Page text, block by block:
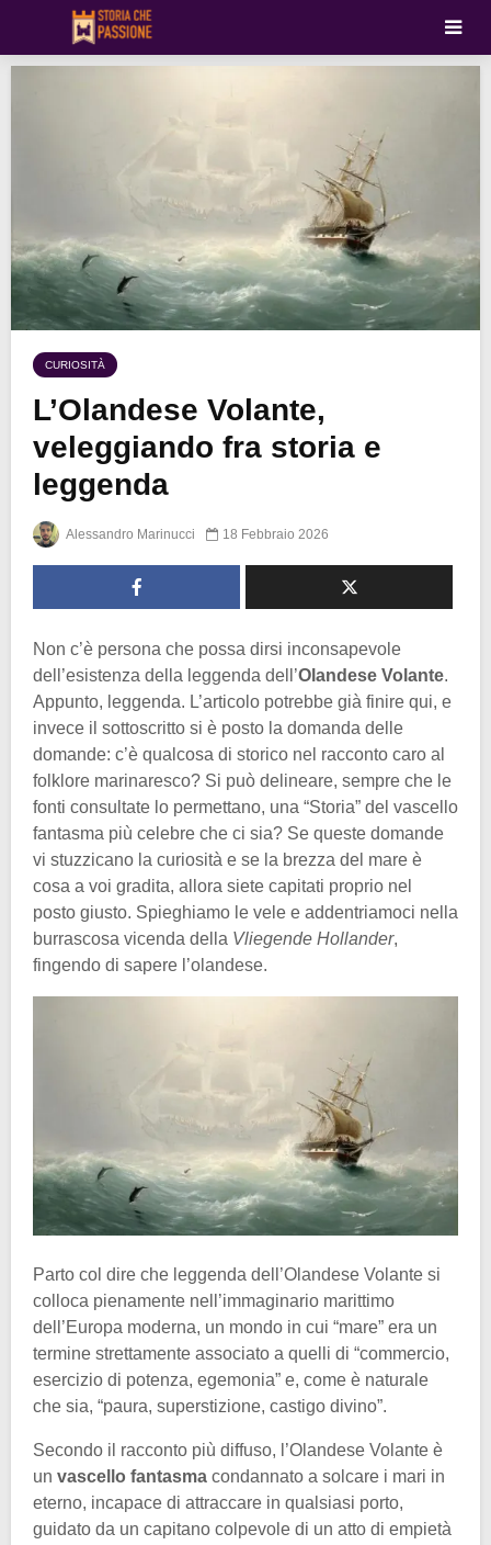
CURIOSITÀ
L’Olandese Volante,
veleggiando fra storia e
leggenda
Alessandro Marinucci 18 Febbraio 2026
Non c’è persona che possa dirsi inconsapevole
dell’esistenza della leggenda dell’Olandese Volante.
Appunto, leggenda. L’articolo potrebbe già finire qui, e
invece il sottoscritto si è posto la domanda delle
domande: c’è qualcosa di storico nel racconto caro al
folklore marinaresco? Si può delineare, sempre che le
fonti consultate lo permettano, una “Storia” del vascello
fantasma più celebre che ci sia? Se queste domande
vi stuzzicano la curiosità e se la brezza del mare è
cosa a voi gradita, allora siete capitati proprio nel
posto giusto. Spieghiamo le vele e addentriamoci nella
burrascosa vicenda della Vliegende Hollander,
fingendo di sapere l’olandese.
Parto col dire che leggenda dell’Olandese Volante si
colloca pienamente nell’immaginario marittimo
dell’Europa moderna, un mondo in cui “mare” era un
termine strettamente associato a quelli di “commercio,
esercizio di potenza, egemonia” e, come è naturale
che sia, “paura, superstizione, castigo divino”.
Secondo il racconto più diffuso, l’Olandese Volante è
un vascello fantasma condannato a solcare i mari in
eterno, incapace di attraccare in qualsiasi porto,
guidato da un capitano colpevole di un atto di empietà